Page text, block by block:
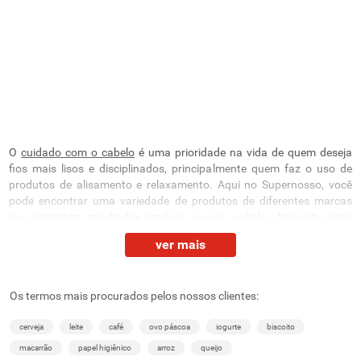
Ocuidado com o cabelo é uma prioridade na vida de quem deseja
fios mais lisos e disciplinados, principalmente quem faz o uso de
produtos de alisamento e relaxamento. Aqui no Supernosso, você
pode encontrar uma variedade de produtos de diferentes marcas
conferir todos os detalhes abaixo.
Alisamento de cabelo: fios lisos e brilhantes em
Para ter um volume mais controlado e fios com menos frizz, o
alisamento de cabelo é uma das soluções e, com os produtos ideais,
a economizar tempo e esforço.
ver mais
Os termos mais procurados pelos nossos clientes:
cerveja leite café ovo páscoa iogurte biscoito
macarrão papel higiênico arroz queijo